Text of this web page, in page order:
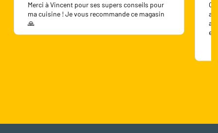
Merci à Vincent pour ses supers conseils pour
ma cuisine ! Je vous recommande ce magasin
🙏